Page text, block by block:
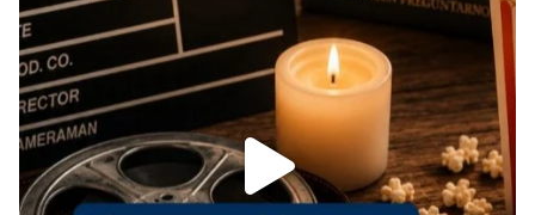
www.vaticannews.va/es/iglesia/news/2026-
07/carmina-historia-depresion-papa-viaje-
espana-testimoni...
Foto
View on Facebook · Share